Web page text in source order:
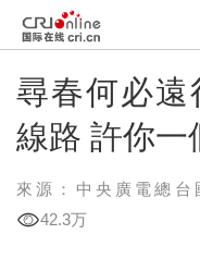
尋春何必遠
線路 許你一
來源：中央廣電總台
42.3万